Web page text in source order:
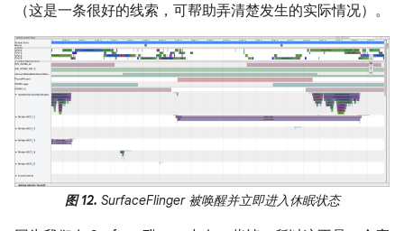
（这是一条很好的线索，可帮助弄清楚发生的实际情况）。
图 12. SurfaceFlinger 被唤醒并立即进入休眠状态